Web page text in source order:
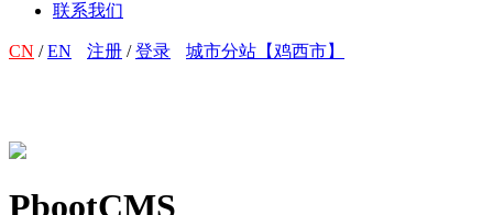
联系我们
CN /EN 注册 /登录 城市分站【鸡西市】
PbootCMS